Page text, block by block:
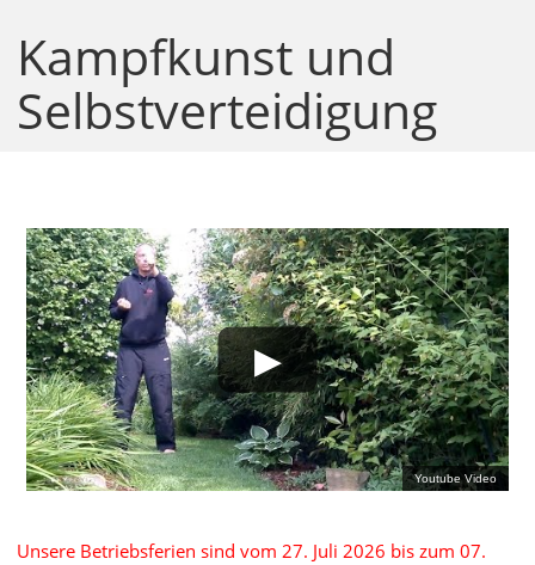
Kampfkunst und
Selbstverteidigung
Unsere Betriebsferien sind vom 27. Juli 2026 bis zum 07.